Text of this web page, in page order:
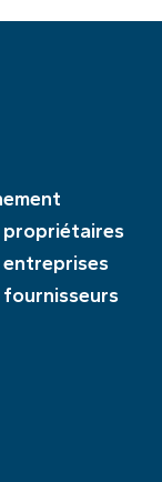
propriétaires
entreprises
fournisseurs